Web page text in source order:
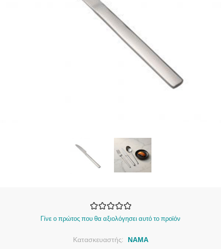
Γίνε ο πρώτος που θα αξιολόγησει αυτό το προϊόν
Κατασκευαστής: ΝΑΜΑ